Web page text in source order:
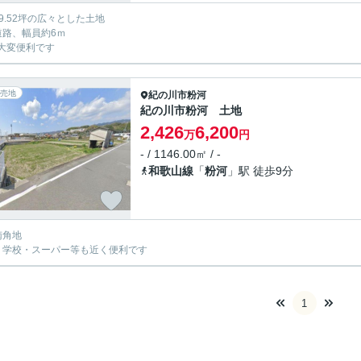
坪の広々とした土地
路、幅員約6ｍ
変便利です
売地 紀の川市粉河
紀の川市粉河 土地
2,426万6,200円
- / 1146.00㎡ / -
和歌山線 「粉河 」駅 徒歩9分
角地
学校・スーパー等も近く便利です
1